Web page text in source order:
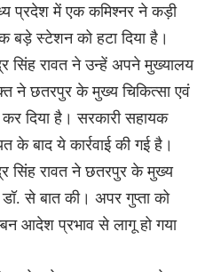
प्रदेश में एक कमिश्नर ने कड़ी
बड़े स्टेशन को हटा दिया है।
सिंह रावत ने उन्हें अपने मुख्यालय
ने छतरपुर के मुख्य चिकित्सा एवं
कर दिया है। सरकारी सहायक
बाद ये कार्रवाई की गई है।
सिंह रावत ने छतरपुर के मुख्य
डॉ. से बात की। अपर गुप्ता को
आदेश प्रभाव से लागू हो गया